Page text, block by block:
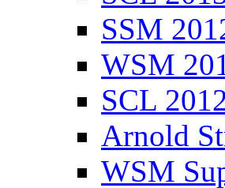
SSM
WSM
SCL
Arnold
WSM